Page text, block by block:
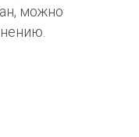
можно